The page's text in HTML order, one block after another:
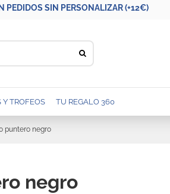
PEDIDOS SIN PERSONALIZAR (+12€)
Y TROFEOS TU REGALO 360
puntero negro
negro